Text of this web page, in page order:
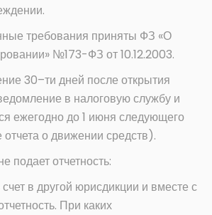
требования приняты ФЗ «О
№173-ФЗ от 10.12.2003.
30–ти дней после открытия
в налоговую службу и
ежегодно до 1 июня следующего
о движении средств).
подает отчетность:
в другой юрисдикции и вместе с
При каких